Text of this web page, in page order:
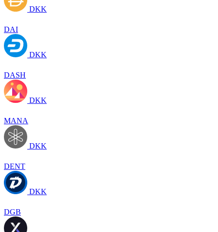
DKK
DAI
DKK
DASH
DKK
MANA
DKK
DENT
DKK
DGB